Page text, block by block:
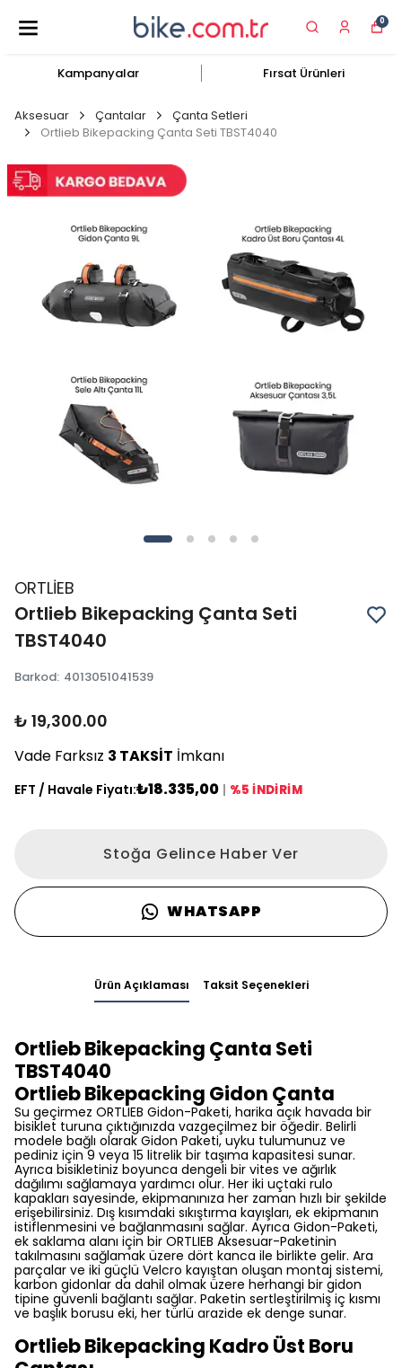
0
Kampanyalar Fırsat Ürünleri
Aksesuar Çantalar
Çanta Setleri
Ortlieb Bikepacking Çanta Seti TBST4040
ORTLİEB
Ortlieb Bikepacking Çanta Seti
TBST4040
Barkod: 4013051041539
₺ 19,300.00
Vade Farksız 3 TAKSİT İmkanı
EFT / Havale Fiyatı:₺18.335,00 | %5 İNDİRİM
Stoğa Gelince Haber Ver
WHATSAPP
Ürün Açıklaması Taksit Seçenekleri
Ortlieb Bikepacking Çanta Seti
TBST4040
Ortlieb Bikepacking Gidon Çanta
Su geçirmez ORTLIEB Gidon-Paketi, harika açık havada bir
bisiklet turuna çıktığınızda vazgeçilmez bir öğedir. Belirli
modele bağlı olarak Gidon Paketi, uyku tulumunuz ve
pediniz için 9 veya 15 litrelik bir taşıma kapasitesi sunar.
Ayrıca bisikletiniz boyunca dengeli bir vites ve ağırlık
dağılımı sağlamaya yardımcı olur. Her iki uçtaki rulo
kapakları sayesinde, ekipmanınıza her zaman hızlı bir şekilde
erişebilirsiniz. Dış kısımdaki sıkıştırma kayışları, ek ekipmanın
istiflenmesini ve bağlanmasını sağlar. Ayrıca Gidon-Paketi,
ek saklama alanı için bir ORTLIEB Aksesuar-Paketinin
takılmasını sağlamak üzere dört kanca ile birlikte gelir. Ara
parçalar ve iki güçlü Velcro kayıştan oluşan montaj sistemi,
karbon gidonlar da dahil olmak üzere herhangi bir gidon
tipine güvenli bağlantı sağlar. Paketin sertleştirilmiş iç kısmı
ve başlık borusu eki, her türlü arazide ek denge sunar.
Ortlieb Bikepacking Kadro Üst Boru